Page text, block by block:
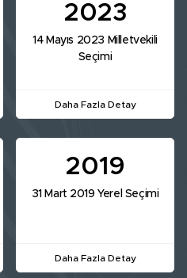
2023
14 Mayıs 2023 Milletvekili
Seçimi
Daha Fazla Detay
2019
31 Mart 2019 Yerel Seçimi
Daha Fazla Detay